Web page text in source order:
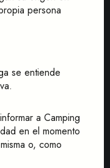
persona
se entiende
a Camping
en el momento
o, como